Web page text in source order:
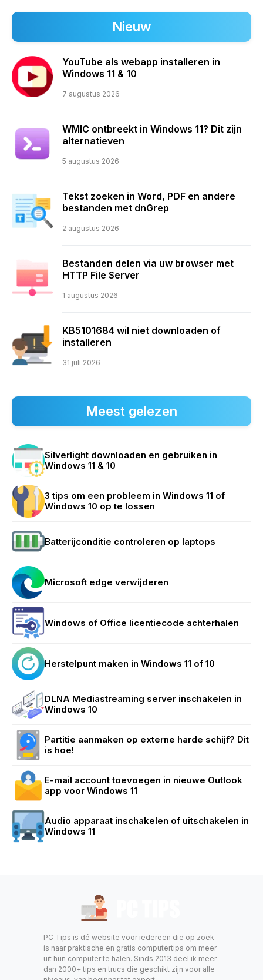
Nieuw
YouTube als webapp installeren in
Windows 11 & 10
7 augustus 2026
WMIC ontbreekt in Windows 11? Dit zijn
alternatieven
5 augustus 2026
Tekst zoeken in Word, PDF en andere
bestanden met dnGrep
2 augustus 2026
Bestanden delen via uw browser met
HTTP File Server
1 augustus 2026
KB5101684 wil niet downloaden of
installeren
31 juli 2026
Meest gelezen
Silverlight downloaden en gebruiken in
Windows 11 & 10
3 tips om een probleem in Windows 11 of
Windows 10 op te lossen
Batterijconditie controleren op laptops
Microsoft edge verwijderen
Windows of Office licentiecode achterhalen
Herstelpunt maken in Windows 11 of 10
DLNA Mediastreaming server inschakelen in
Windows 10
Partitie aanmaken op externe harde schijf? Dit
is hoe!
E-mail account toevoegen in nieuwe Outlook
app voor Windows 11
Audio apparaat inschakelen of uitschakelen in
Windows 11
PC Tips is dé website voor iedereen die op zoek
is naar praktische en gratis computertips om meer
uit hun computer te halen. Sinds 2013 deel ik meer
dan 2000+ tips en trucs die geschikt zijn voor alle